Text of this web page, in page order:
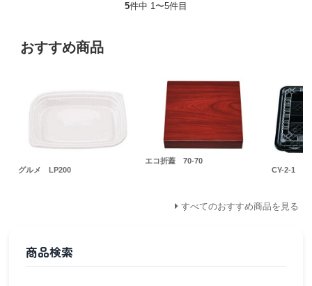
5件中 1〜5件目
おすすめ商品
グルメ LP200
エコ折蓋 70-70
CY-2-1
すべてのおすすめ商品を見る
商品検索